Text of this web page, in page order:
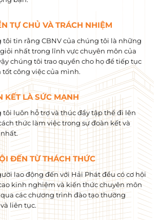
TỰ CHỦ VÀ TRÁCH NHIỆM
tôi tin rằng CBNV của chúng tôi là những
nhất trong lĩnh vực chuyên môn của
chúng tôi trao quyền cho họ để tiếp tục
tốt công việc của mình.
KẾT LÀ SỨC MẠNH
tôi luôn hỗ trợ và thúc đẩy tập thể đi lên
thức làm việc trong sự đoàn kết và
ĐẾN TỪ THÁCH THỨC
lao động đến với Hải Phát đều có cơ hội
kinh nghiệm và kiến ​​thức chuyên môn
các chương trình đào tạo thường
liên tục.